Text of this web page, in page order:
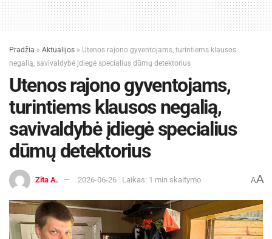
Pradžia » Aktualijos » Utenos rajono gyventojams, turintiems klausos
negalią, savivaldybė įdiegė specialius dūmų detektorius
Utenos rajono gyventojams,
turintiems klausos negalią,
savivaldybė įdiegė specialius
dūmų detektorius
Zita A. 2026-06-26 Laikas: 1 min skaitymo AA